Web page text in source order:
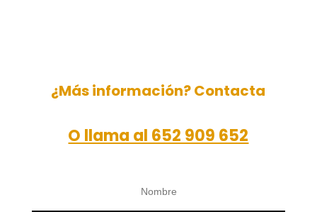
¿Más información? Contacta
O llama al 652 909 652